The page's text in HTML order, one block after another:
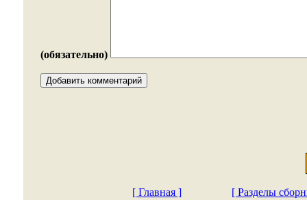
(обязательно)
[ Главная ]
[ Разделы